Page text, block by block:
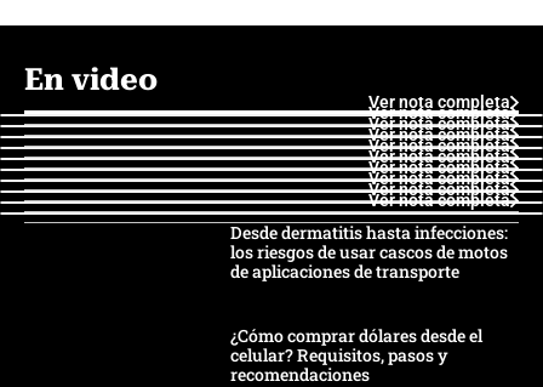
En video
Ver nota completa
Ver nota completa
Ver nota completa
Ver nota completa
Ver nota completa
Ver nota completa
Ver nota completa
Ver nota completa
Ver nota completa
Ver nota completa
Desde dermatitis hasta infecciones:
los riesgos de usar cascos de motos
de aplicaciones de transporte
¿Cómo comprar dólares desde el
celular? Requisitos, pasos y
recomendaciones